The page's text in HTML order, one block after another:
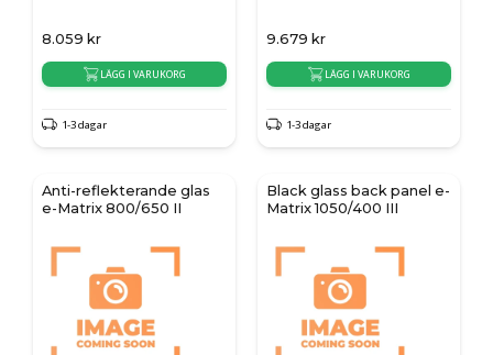
8.059 kr
LÄGG I VARUKORG
1-3 dagar
9.679 kr
LÄGG I VARUKORG
1-3 dagar
Anti-reflekterande glas
e-Matrix 800/650 II
Black glass back panel e-
Matrix 1050/400 III